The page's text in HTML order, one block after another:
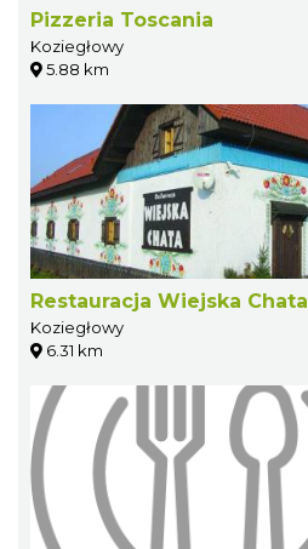
Pizzeria Toscania
Koziegłowy
5.88 km
Restauracja Wiejska Chata
Koziegłowy
6.31 km